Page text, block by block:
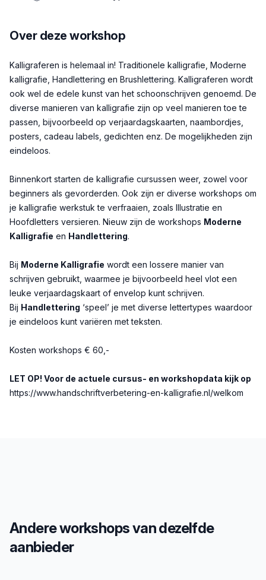
Over deze workshop
Beschrijving
Kalligraferen is helemaal in! Traditionele kalligrafie, Moderne
kalligrafie, Handlettering en Brushlettering. Kalligraferen wordt
ook wel de edele kunst van het schoonschrijven genoemd. De
diverse manieren van kalligrafie zijn op veel manieren toe te
passen, bijvoorbeeld op verjaardagskaarten, naambordjes,
posters, cadeau labels, gedichten enz. De mogelijkheden zijn
eindeloos.
Binnenkort starten de kalligrafie cursussen weer, zowel voor
beginners als gevorderden. Ook zijn er diverse workshops om
je kalligrafie werkstuk te verfraaien, zoals Illustratie en
Hoofdletters versieren. Nieuw zijn de workshops Moderne
Kalligrafie en Handlettering.
Bij Moderne Kalligrafie wordt een lossere manier van
schrijven gebruikt, waarmee je bijvoorbeeld heel vlot een
leuke verjaardagskaart of envelop kunt schrijven.
Bij Handlettering ‘speel’ je met diverse lettertypes waardoor
je eindeloos kunt variëren met teksten.
Kosten workshops € 60,-
LET OP! Voor de actuele cursus- en workshopdata kijk op
https://www.handschriftverbetering-en-kalligrafie.nl/welkom
Andere workshops van dezelfde
aanbieder